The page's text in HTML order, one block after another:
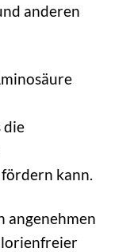
anderen
die
kann.
angenehmen